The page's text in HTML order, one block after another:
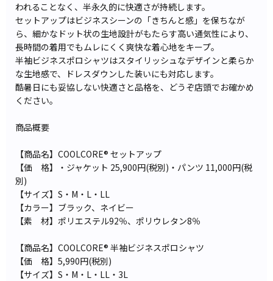
われることなく、半永久的に快適さが持続します。
セットアップはビジネスシーンの「きちんと感」を保ちなが
ら、細かなドット状の生地設計がもたらす高い通気性により、
長時間の着用でもムレにくく爽快な着心地をキープ。
半袖ビジネスポロシャツはスタイリッシュなデザインと柔らか
な生地感で、ドレスダウンした装いにも対応します。
酷暑日にも妥協しない快適さと品格を、どうぞ店頭でお確かめ
ください。
商品概要
【商品名】COOLCORE® セットアップ
【価 格】・ジャケット 25,900円(税別)・パンツ 11,000円(税
別)
【サイズ】S・M・L・LL
【カラー】ブラック、ネイビー
【素 材】ポリエステル92％、ポリウレタン8％
【商品名】COOLCORE® 半袖ビジネスポロシャツ
【価 格】5,990円(税別)
【サイズ】S・M・L・LL・3L